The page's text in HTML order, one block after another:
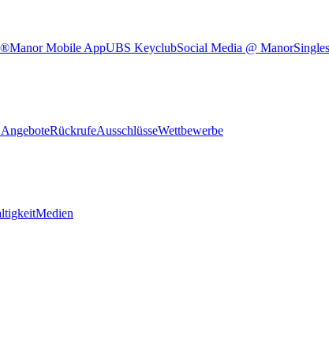
Manor Mobile AppUBS KeyclubSocial Media @ Manor
RückrufeAusschlüsseWettbewerbe
Medien